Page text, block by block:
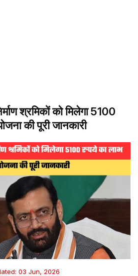
श्रमिकों को मिलेगा 5100
की पूरी जानकारी
03 Jun, 2026